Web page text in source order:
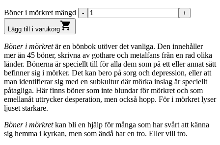
Böner i mörkret mängd
Lägg till i varukorgshopping_cart
Böner i mörkretär en bönbok utöver det vanliga. Den innehåller
mer än 45 böner, skrivna av gothare och metalfans från en rad olika
länder. Bönerna är speciellt till för alla dem som på ett eller annat sätt
befinner sig i mörker. Det kan bero på sorg och depression, eller att
man identifierar sig med en subkultur där mörka inslag är speciellt
påtagliga. Här finns böner som inte blundar för mörkret och som
emellanåt uttrycker desperation, men också hopp. För i mörkret lyser
ljuset starkare.
Böner i mörkretkan bli en hjälp för många som har svårt att känna
sig hemma i kyrkan, men som ändå har en tro. Eller vill tro.